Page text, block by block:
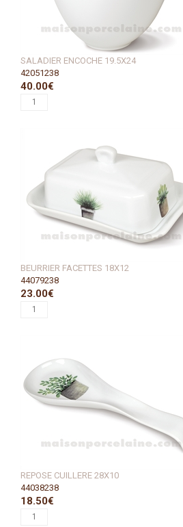
SALADIER ENCOCHE 19.5X24
42051238
40.00€
BEURRIER FACETTES 18X12
44079238
23.00€
REPOSE CUILLERE 28X10
44038238
18.50€